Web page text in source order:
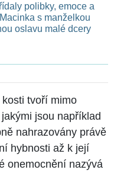
polibky, emoce a
s manželkou
oslavu malé dcery
tvoří mimo
jsou například
nahrazovány právě
hybnosti až k její
onemocnění nazývá